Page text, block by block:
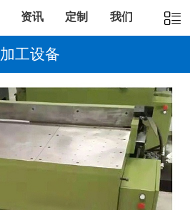
资讯 定制 我们
加工设备